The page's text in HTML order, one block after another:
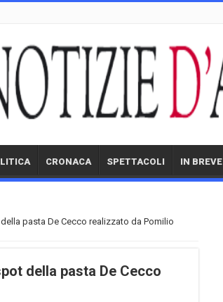
CRONACA SPETTACOLI IN BREVE
pasta De Cecco realizzato da Pomilio
della pasta De Cecco